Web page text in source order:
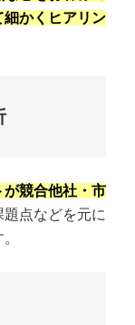
かくヒアリン
が競合他社・市
点などを元に